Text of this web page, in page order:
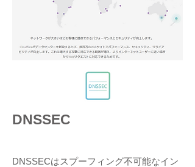
DNSSEC
DNSSECはスプーフィング不可能なイン